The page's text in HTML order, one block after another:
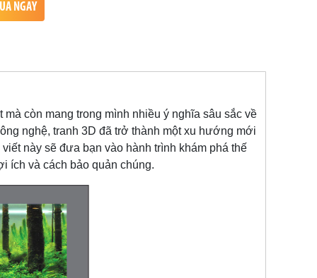
NGAY
còn mang trong mình nhiều ý nghĩa sâu sắc về
nghệ, tranh 3D đã trở thành một xu hướng mới
này sẽ đưa bạn vào hành trình khám phá thế
ích và cách bảo quản chúng.